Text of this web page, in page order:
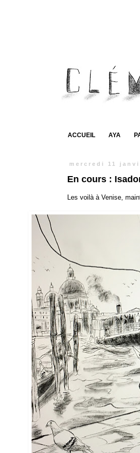
ACCUEIL AYA
mercredi 11
En cours :
Les voilà à Venise,